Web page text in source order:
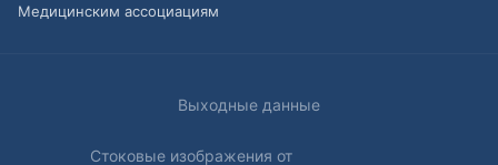
Медицинским ассоциациям
Выходные данные
Стоковые изображения от